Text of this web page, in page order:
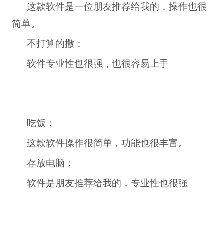
这款软件是一位朋友推荐给我的，操作也很
简单。
不打算的撒：
软件专业性也很强，也很容易上手
吃饭：
这款软件操作很简单，功能也很丰富。
存放电脑：
软件是朋友推荐给我的，专业性也很强